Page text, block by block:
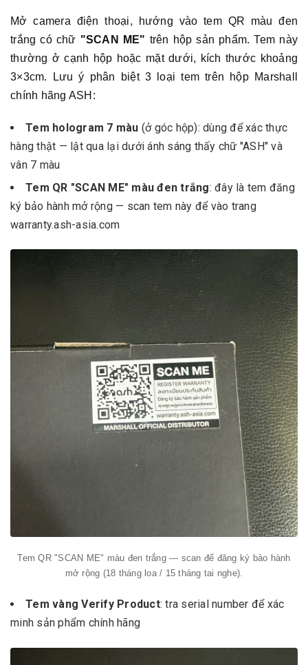
Mở camera điện thoại, hướng vào tem QR màu đen
trắng có chữ "SCAN ME" trên hộp sản phẩm. Tem này
thường ở cạnh hộp hoặc mặt dưới, kích thước khoảng
3×3cm. Lưu ý phân biệt 3 loại tem trên hộp Marshall
chính hãng ASH:
Tem hologram 7 màu (ở góc hộp): dùng để xác thực
hàng thật — lật qua lại dưới ánh sáng thấy chữ "ASH" và
vân 7 màu
Tem QR "SCAN ME" màu đen trắng: đây là tem đăng
ký bảo hành mở rộng — scan tem này để vào trang
warranty.ash-asia.com
Tem QR "SCAN ME" màu đen trắng — scan để đăng ký bảo hành
mở rộng (18 tháng loa / 15 tháng tai nghe).
Tem vàng Verify Product: tra serial number để xác
minh sản phẩm chính hãng